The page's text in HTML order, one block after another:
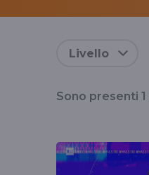
tag
Livello
Sono presenti 1